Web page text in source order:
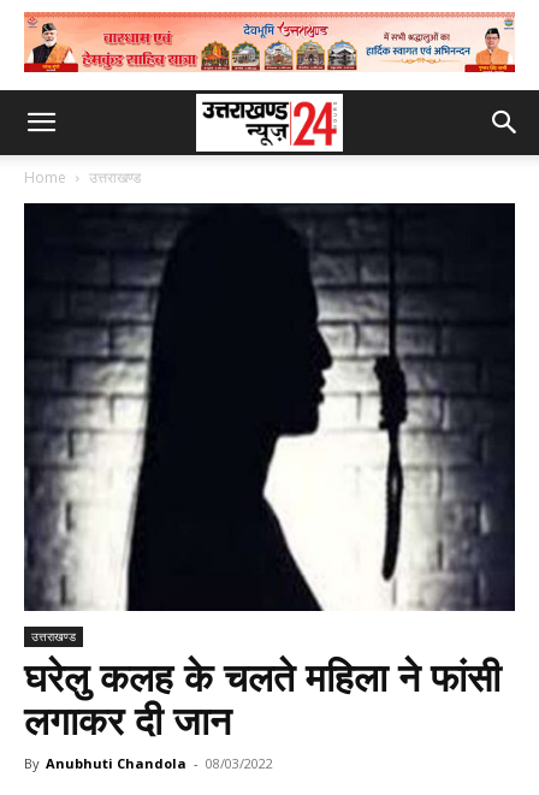
Home उत्तराखण्ड
उत्तराखण्ड
घरेलु कलह के चलते महिला ने फांसी
लगाकर दी जान
By Anubhuti Chandola - 08/03/2022